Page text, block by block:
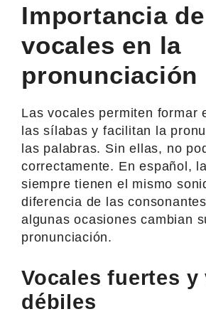
Importancia
vocales en la
pronunciación
Las vocales permiten formar
las sílabas y facilitan la
las palabras. Sin ellas, no
correctamente. En español,
siempre tienen el mismo
diferencia de las
algunas ocasiones cambian
pronunciación.
Vocales fuertes y
débiles